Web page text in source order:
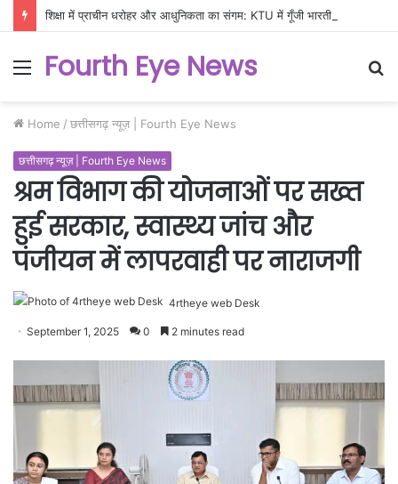
Menu
Fourth Eye News
Home / छत्तीसगढ़ न्यूज़ | Fourth Eye News
छत्तीसगढ़ न्यूज़ | Fourth Eye News
श्रम विभाग की योजनाओं पर सख्त
हुई सरकार, स्वास्थ्य जांच और
पंजीयन में लापरवाही पर नाराजगी
4rtheye web Desk
September 1, 2025 0 2 minutes read